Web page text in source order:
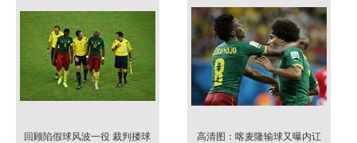
回顾陷假球风波一役 裁判搂球
高清图：喀麦隆输球又曝内讧